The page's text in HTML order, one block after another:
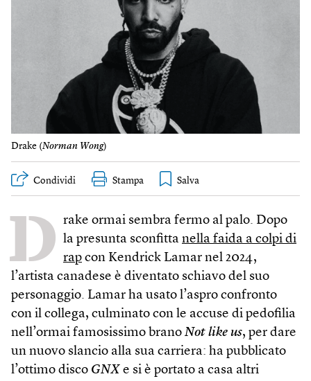
Drake (Norman Wong)
Condividi Stampa
D rake ormai sembra fermo al palo. Dopo
la presunta sconfitta nella faida a colpi di
rap con Kendrick Lamar nel 2024,
l’artista canadese è diventato schiavo del suo
personaggio. Lamar ha usato l’aspro confronto
con il collega, culminato con le accuse di pedofilia
nell’ormai famosissimo brano Not like us, per dare
un nuovo slancio alla sua carriera: ha pubblicato
l’ottimo disco GNX e si è portato a casa altri